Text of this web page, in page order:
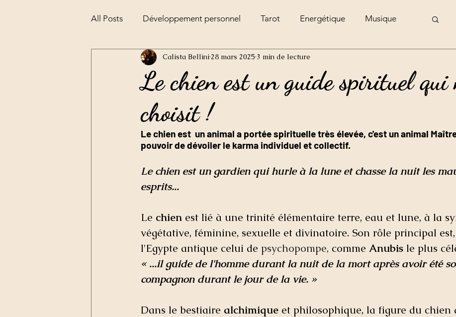
All Posts Développement personnel Tarot Energétique Musique
Alchimie la pesée de l'âme
Le chien est un guide spirituel qui
choisit !
Calista Bellini 28 mars 2025 3 min de lecture
Le chien est  un animal a portée spirituelle très élevée, c'est un animal
pouvoir de dévoiler le karma individuel et collectif.
Le chien est un gardien qui hurle à la lune et chasse la nuit les
esprits...
Le chien est lié à une trinité élémentaire terre, eau et lune, à la
végétative, féminine, sexuelle et divinatoire. Son rôle principal
l'Egypte antique celui de psychopompe, comme Anubis le plus
« ...il guide de l'homme durant la nuit de la mort après avoir été
compagnon durant le jour de la vie. »
Dans le bestiaire alchimique et philosophique, la figure du chien